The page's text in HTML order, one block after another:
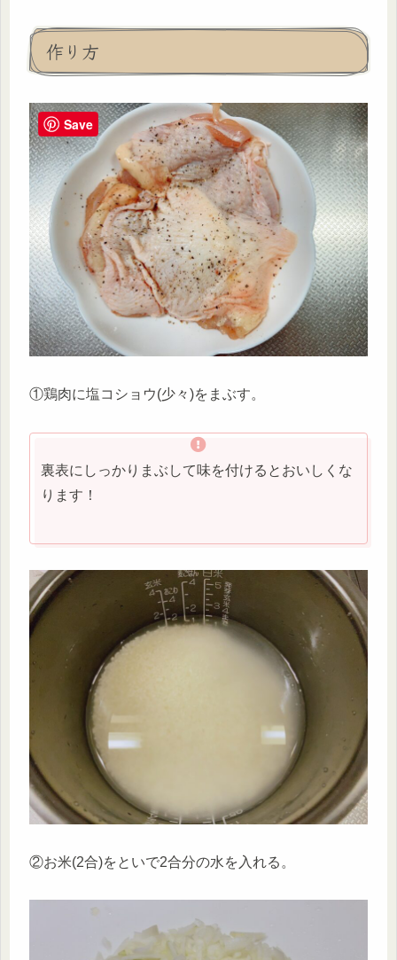
作り方
①鶏肉に塩コショウ(少々)をまぶす。
裏表にしっかりまぶして味を付けるとおいしくな
ります！
②お米(2合)をといで2合分の水を入れる。
Save